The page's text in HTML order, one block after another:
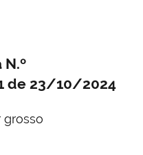
de 23/10/2024
grosso